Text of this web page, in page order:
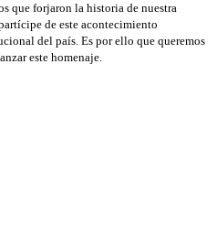
que forjaron la historia de nuestra
de este acontecimiento
del país. Es por ello que queremos
este homenaje.